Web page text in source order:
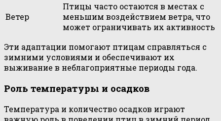
Ветер
Птицы часто остаются в местах с
меньшим воздействием ветра, что
может ограничивать их активность
Эти адаптации помогают птицам справляться с
зимними условиями и обеспечивают их
выживание в неблагоприятные периоды года.
Роль температуры и осадков
Температура и количество осадков играют